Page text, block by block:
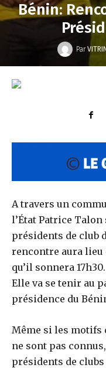
Bénin:
Par
A travers un
l’État Patrice Talon
présidents de club
rencontre aura lieu
qu’il sonnera 17h30.
Elle va se tenir au
présidence du
Même si les motifs
ne sont pas
présidents de clubs